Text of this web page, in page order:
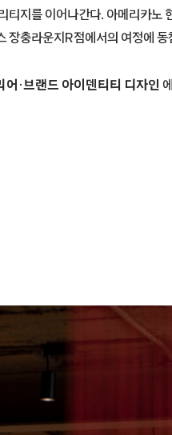
티지를 이어나간다. 아메리카노
장충라운지R점에서의 여정에 동
어·브랜드 아이덴티티 디자인